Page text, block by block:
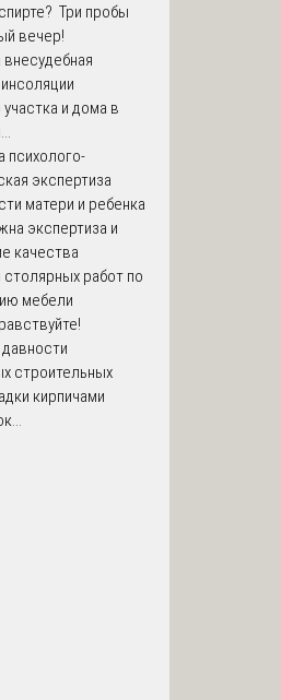
Три пробы
вечер!
и дома в
психолого-
экспертиза
матери и ребенка
экспертиза и
качества
работ по
мебели
строительных
кирпичами